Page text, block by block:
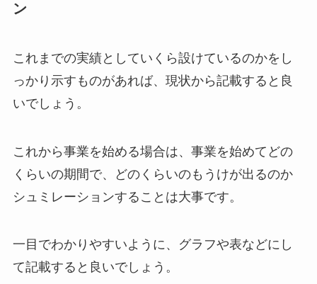
ン
これまでの実績としていくら設けているのかをし
っかり示すものがあれば、現状から記載すると良
いでしょう。
これから事業を始める場合は、事業を始めてどの
くらいの期間で、どのくらいのもうけが出るのか
シュミレーションすることは大事です。
一目でわかりやすいように、グラフや表などにし
て記載すると良いでしょう。